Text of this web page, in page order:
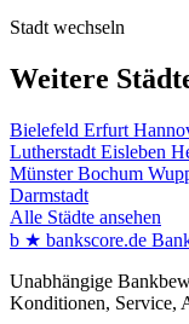
Stadt wechseln
Weitere
Bielefeld Erfurt
Lutherstadt Eisleben
MünsterBochum
Darmstadt
Alle Städte ansehen
b ★ bankscore.de
Unabhängige
Konditionen, Service,